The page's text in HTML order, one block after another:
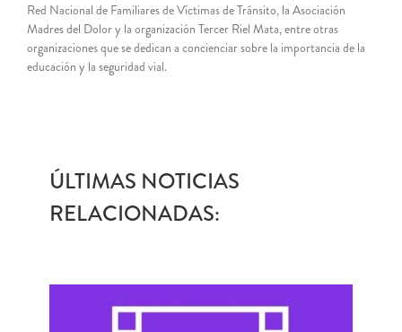
Red Nacional de Familiares de Víctimas de Tránsito, la Asociación
Madres del Dolor y la organización Tercer Riel Mata, entre otras
organizaciones que se dedican a concienciar sobre la importancia de la
educación y la seguridad vial.
ÚLTIMAS NOTICIAS
RELACIONADAS: